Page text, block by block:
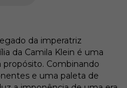
da imperatriz
da Camila Klein é uma
propósito. Combinando
e uma paleta de